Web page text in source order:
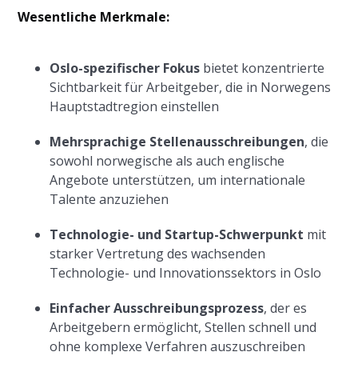
Wesentliche Merkmale:
Oslo-spezifischer Fokus bietet konzentrierte
Sichtbarkeit für Arbeitgeber, die in Norwegens
Hauptstadtregion einstellen
Mehrsprachige Stellenausschreibungen, die
sowohl norwegische als auch englische
Angebote unterstützen, um internationale
Talente anzuziehen
Technologie- und Startup-Schwerpunkt mit
starker Vertretung des wachsenden
Technologie- und Innovationssektors in Oslo
Einfacher Ausschreibungsprozess, der es
Arbeitgebern ermöglicht, Stellen schnell und
ohne komplexe Verfahren auszuschreiben